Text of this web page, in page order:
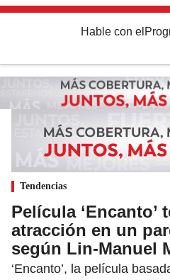
Hable con el
Tendencias
Película ‘Encanto’
atracción en un
según Lin-Manuel
‘Encanto’, la película